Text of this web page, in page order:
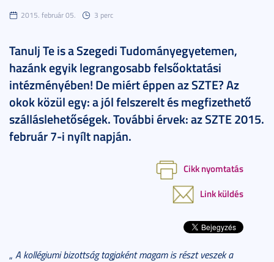
2015. február 05. 3 perc
Tanulj Te is a Szegedi Tudományegyetemen,
hazánk egyik legrangosabb felsőoktatási
intézményében! De miért éppen az SZTE? Az
okok közül egy: a jól felszerelt és megfizethető
szálláslehetőségek. További érvek: az SZTE 2015.
február 7-i nyílt napján.
Cikk nyomtatás
Link küldés
„ A kollégiumi bizottság tagjaként magam is részt veszek a